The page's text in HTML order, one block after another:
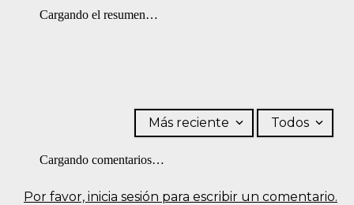
Cargando el resumen…
Por favor, inicia sesión para escribir un comentario.
Más reciente Todos
Cargando comentarios…